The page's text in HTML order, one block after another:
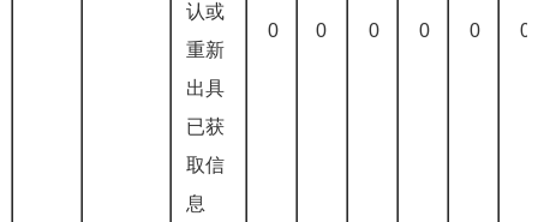
认或
重新
出具
已获
取信
息
0 0 0 0 0 0